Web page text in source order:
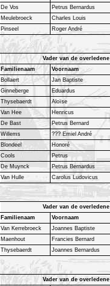
De Vos Petrus Bernardus
Meulebroeck Charles Louis
Pinseel Roger André
Vader van de overledene
Familienaam Voornaam
Bollaert Jan Baptiste
Ginneberge Eduardus
Thysebaerdt Aloïse
Van Hee Henricus
De Bast Petrus Bernard
Willems ??? Emiel André
Blondeel Honoré
Cools Petrus
De Muynck Petrus Bernardus
Van Hulle Carolus Ludovicus
Vader van de overledene
Familienaam Voornaam
Van Kerrebroeck Joannes Baptiste
Maenhout Francies Bernard
Thysebaerdt Joannes Bernardus
Vader van de overledene